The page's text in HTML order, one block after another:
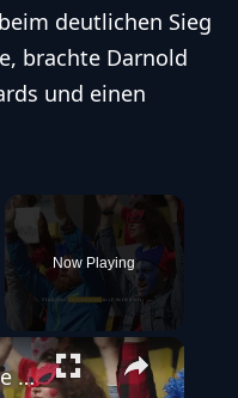
deutlichen Sieg
brachte Darnold
und einen
Now Playing
Sam Darnold: Wie der Vikings-Quarterback die NFL berrascht